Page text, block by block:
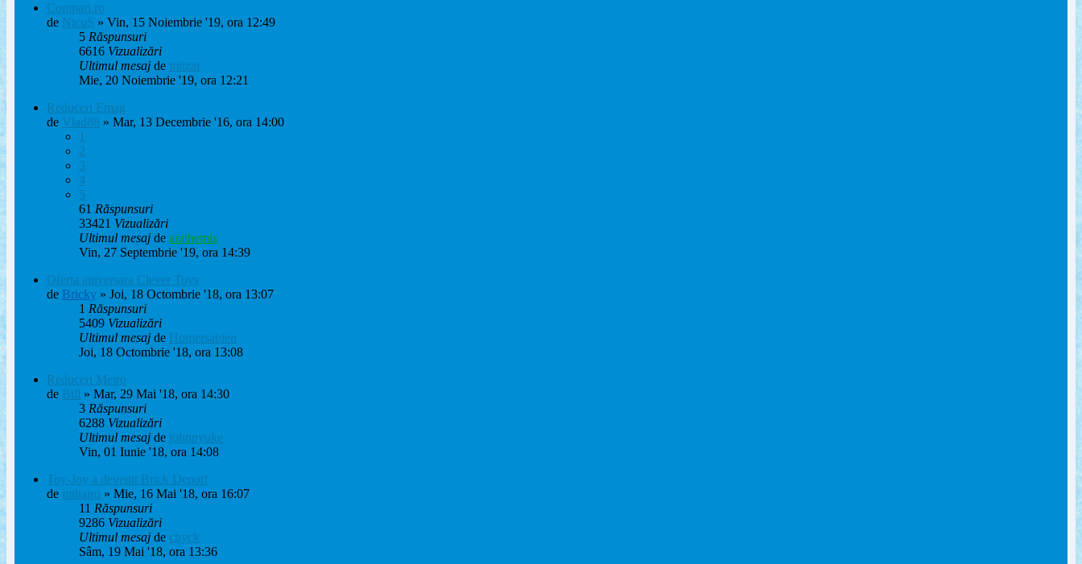
Compari.ro
de NicuS » Vin, 15 Noiembrie '19, ora 12:49
5 Răspunsuri
6616 Vizualizări
Ultimul mesaj de mitzar
Mie, 20 Noiembrie '19, ora 12:21
Reduceri Emag
de Vlad88 » Mar, 13 Decembrie '16, ora 14:00
1
2
3
4
5
61 Răspunsuri
33421 Vizualizări
Ultimul mesaj de arathemis
Vin, 27 Septembrie '19, ora 14:39
Oferta aniversara Clever Toys
de Bricky » Joi, 18 Octombrie '18, ora 13:07
1 Răspunsuri
5409 Vizualizări
Ultimul mesaj de Homersapien
Joi, 18 Octombrie '18, ora 13:08
Reduceri Metro
de Bill » Mar, 29 Mai '18, ora 14:30
3 Răspunsuri
6288 Vizualizări
Ultimul mesaj de johnnyuke
Vin, 01 Iunie '18, ora 14:08
Toy-Joy a devenit Brick Depot!
de mihairo » Mie, 16 Mai '18, ora 16:07
11 Răspunsuri
9286 Vizualizări
Ultimul mesaj de chyck
Sâm, 19 Mai '18, ora 13:36